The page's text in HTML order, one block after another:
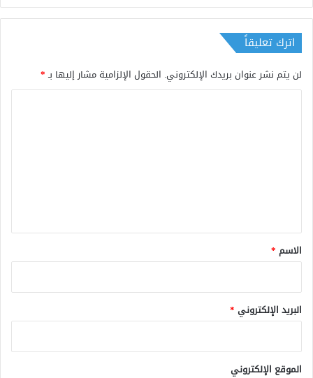
اترك تعليقاً
لن يتم نشر عنوان بريدك الإلكتروني. الحقول الإلزامية مشار إليها بـ*
*
الاسم *
البريد الإلكتروني *
الموقع الإلكتروني